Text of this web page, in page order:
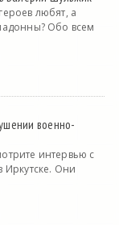
любят, а
Обо всем
военно-
интервью с
Иркутске. Они